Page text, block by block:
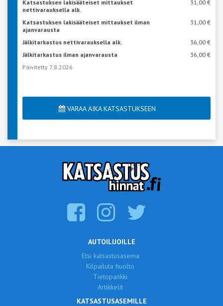
Katsastuksen lakisääteiset mittaukset
nettivarauksella alk.
31,00 €
Katsastuksen lakisääteiset mittaukset ilman
ajanvarausta
31,00 €
Jälkitarkastus nettivarauksella alk.
36,00 €
Jälkitarkastus ilman ajanvarausta
36,00 €
Päivitetty 7.8.2026
VARAA AIKA KATSASTUKSEEN
AUTOILIJOILLE
Etsi katsastusasema
Kilpailuta huolto
Tietopankki
Artikkelit
KATSASTUSASEMILLE